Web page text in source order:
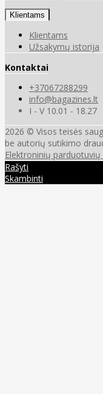
Klientams
Klientams
Užsakymų istorija
Kontaktai
+37067288299
info@bagazines.lt
I - V 10.01 - 18.27
2026 © Visos teisės
be autorių sutikimo
Elektroninių
Rašyti
Skambinti